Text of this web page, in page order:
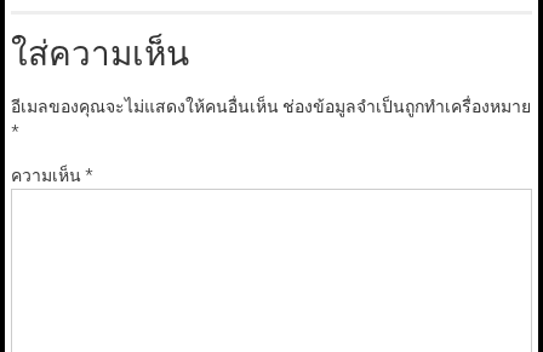
ใส่ความเห็น
อีเมลของคุณจะไม่แสดงให้คนอื่นเห็น ช่องข้อมูลจำเป็นถูกทำเครื่องหมาย
*
ความเห็น*